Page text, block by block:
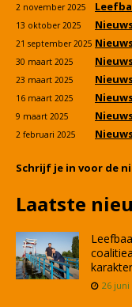
2 november 2025
13 oktober 2025
21 september 2025
30 maart 2025
23 maart 2025
16 maart 2025
9 maart 2025
2 februari 2025
Schrijf je in voor de
Laatste
26 juni